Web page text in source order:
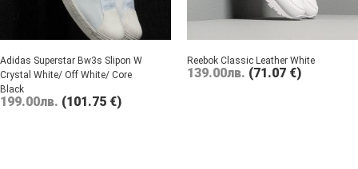
Adidas Superstar Bw3s Slipon W
Crystal White/ Off White/ Core
Black
199.00лв. (101.75 €)
Reebok Classic Leather White
139.00лв. (71.07 €)